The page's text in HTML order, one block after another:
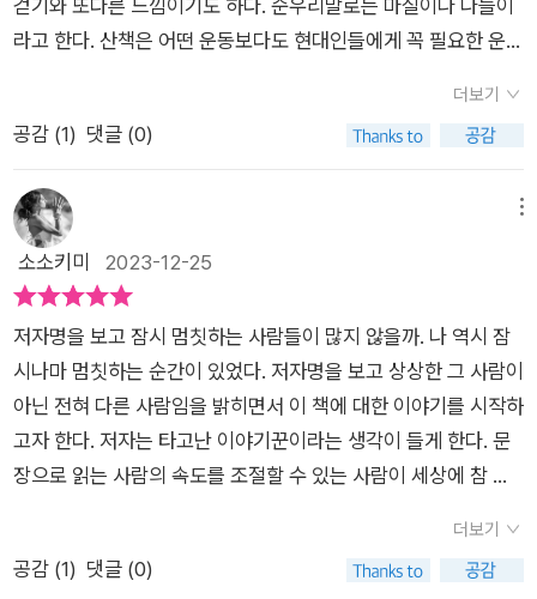
가교 역할을 해준다. ​​이 책도 보고, 인용된 책들도 만나면서 연결
지어 찾아보면 되겠다. ​​이 책은 읽을수록 많은 지식을 한꺼번에
얻는 듯한 느낌이 들었다.​​처음에는 산책하듯 가볍게 접할 수 있는
에세이라고만 생각하고 펼쳐들었는데, 읽어나갈수록 다양한 인
보낼 수 있었다.​​저자는 다양한 방면의 책들을 섭렵하여 우리에게
건네주는 역할을 한다. ​​그래서 이 책을 산책하듯 가벼운 마음으로
펼쳐들어 읽어나가면서 나도 모르게 사색으로 빠져들게 되었다. ​​
이 책이 사색의 장을 열어주어 내면의 나 자신과 만나게 해주었
다.​​​이 책에서는 이야기를 조곤조곤 들려주면서 나에게 조심스럽
게 인문학을 비롯한 각종 지식을 건네주며 생각에 잠기도록 이끌
어준다.​​그냥 그 책들을 부담스럽게 소개하는 것이 아니라, 이 책
을 읽다 보면 자연스럽게 그 책들을 읽어보고 싶어지게 만든다. ​​
그 점이 저자만의 장점이라는 생각이 든다. ​​가볍게 산책하는 마음
가는 시간을 가져볼 수 있으니, 에세이 추천 도서로 이 책을 권하
고 싶다. 출판사로부터 도서를 제공받아 솔직하게 작성하였습니
정이 아물고 난 뒤 차분하게 상황을 정리할 여유를 한 번이라
던 게 중학생 때였으니 삶이 참 메마르지 않았던가 하고 말입니
다. p137을 보면 똑같은 상황을 다른 관점에서 본 이야기가 나옵
니다. 저자는 애정 표현을 수시로 해 주라고 합니다(p86). 우
리 한국인들은 구미 사람들에 비해 감정의 소통 기술이 서툰 면이
라고 합니다. 아무리 사회적으로 높은 지위에 오르고 돈을 많
이 벌어도 내 주변에 날 진심으로 이해해 줄 사람이 하나도 안 남
을 제때 표현 못 해서 떠나간 이들을 두고 결국은 후회의 감정
만 가득하다면 내 삶이 너무도 공허합니다. 저자는 말합니다. 사
소한 것도 내가 아끼고 어루만지면 세상에 다시 없는 보석으로 거
듭날 수 있습니다. 하물며, 원래 내가 다시 보기 힘든, 나에
게 꼭 맞는 소중한 사람이었다면 그 회한이 얼마나 크겠습니
까. 대체 뭣 때문에 망설입니까. 더 나은 사람이 나타날 것 같은가
요? 사회 생활 하다 보면 내 생각을 딱부러지게 말하기 어려울 때
의 경우 생각보다 쉽지 않다는 점도 느낄 것이다. ​이에 책에서도
어떤 형태로 접하며 변화를 추구하거나 진정한 의미의 휴식과 재
충전이 무엇이며 누구나 원하지만 생각보다 어려운 여유로운 마
인드로 살아가는 방식이 무엇인지도 함께 표현하고 있어서 읽고
떤 의미에서 이 책은 철저한 자기계발서로도 볼 수 있지만 현실적
요인을 통해 삶에 대해 돌아보며 쉬어가는 의미가 무엇인지를 경
험해 볼 수 있는 에세이북으로도 와닿을 것이다. 물론 개인마다
판단의 여지와 주관적인 요소가 분명히 존재하다는 점도 참고하
며 읽는다면 저자가 말하고자 하는 의도나 방식에 대해서도 더 쉽
게 이해할 수 있을 것이다.​<산책하듯 가볍게> 서로 원하는 삶의
방식이나 성공과 행복의 기준은 달라도 때로는 공통적 요인과 누
구나 공감하는 형태나 방식을 통해서도 일정한 해답을 찾을 수 있
는 법이다. 책에서도 휴식과 재충전의 가치를 최우선에 두면서 다
있는 것이다. 이는 우리 모두가 알고 적용해 봐야 하는 부분이자
현실적인 문제인 만큼 책에서 저자는 어떤 형태로의 삶의 영위나
라고 한다. 산책은 어떤 운동보다도 현대인들에게 꼭 필요한 운동
바퀴로 골목어귀나 일하는 일터까지 주변을 둘러보며 산책을 한
다. 영어권에서는 산책을 짧은 여행이라고 한다. 챕터마다 다 좋
았지만 두가지만 꼽으라면 1장 느리지만 당신의 속도로 가고 있
습니다, 4장 세상은 냉소주의자의 방식으로 돌아가지 않습니다,
5장 우리의 불행은 휴식하지 않는 데서 발생합니다로 보았다. 삶
이 쳇바퀴돌듯이 같은 생활의 반복이지만 피곤함과 여유가 없는
그렇지만 누구의 삶과 비교하지 않고 누구에게 맞추는 시간이 아
닌 나의 시간으로 채워져 돌아가고 있다. 누구에게나 주어진 시간
을 나는 어떻게 알차게 써볼까 곰곰히 생각했다. 하루하루 지나가
는 시간은 기다려주지 않고 흘러가버린다. 매일 일어나면 조금의
묵상 그리고 오늘은 어떻게 살아낼 것인지 생각한다. 샤우팅 넘치
는 나의 일터에서 중심을 잘잡고 어떻게 일을 할것인가. 완급조절
잘하는 아줌마로 해야겠다. 4장 세상은 냉소주의자의 방식으로
더보기
공감 (1) 댓글 (0)
소소키미 2023-12-25
저자명을 보고 잠시 멈칫하는 사람들이 많지 않을까. 나 역시 잠
시나마 멈칫하는 순간이 있었다. 저자명을 보고 상상한 그 사람이
아닌 전혀 다른 사람임을 밝히면서 이 책에 대한 이야기를 시작하
고자 한다. 저자는 타고난 이야기꾼이라는 생각이 들게 한다. 문
장으로 읽는 사람의 속도를 조절할 수 있는 사람이 세상에 참 많
빠져들게 하기 때문에 속도가 꽤나 빨라지게 만든다. 순식간에 다
읽었다거나 어느 새 책의 마지막을 펼치고 있었다거나 하는 등의
더보기
공감 (1) 댓글 (0)